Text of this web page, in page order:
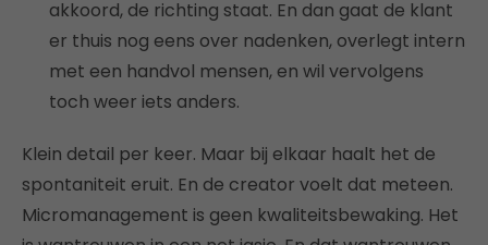
akkoord, de richting staat. En dan gaat de klant
er thuis nog eens over nadenken, overlegt intern
met een handvol mensen, en wil vervolgens
toch weer iets anders.
Klein detail per keer. Maar bij elkaar haalt het de
spontaniteit eruit. En de creator voelt dat meteen.
Micromanagement is geen kwaliteitsbewaking. Het